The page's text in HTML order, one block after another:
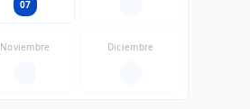
07
Noviembre Diciembre